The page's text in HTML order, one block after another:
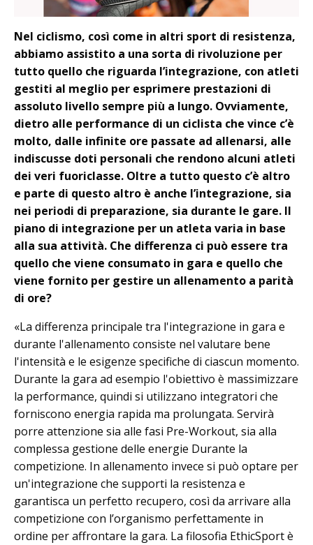
Nel ciclismo, così come in altri sport di resistenza,
abbiamo assistito a una sorta di rivoluzione per
tutto quello che riguarda l’integrazione, con atleti
gestiti al meglio per esprimere prestazioni di
assoluto livello sempre più a lungo. Ovviamente,
dietro alle performance di un ciclista che vince c’è
molto, dalle infinite ore passate ad allenarsi, alle
indiscusse doti personali che rendono alcuni atleti
dei veri fuoriclasse. Oltre a tutto questo c’è altro
e parte di questo altro è anche l’integrazione, sia
nei periodi di preparazione, sia durante le gare. Il
piano di integrazione per un atleta varia in base
alla sua attività. Che differenza ci può essere tra
quello che viene consumato in gara e quello che
viene fornito per gestire un allenamento a parità
di ore?
«La differenza principale tra l'integrazione in gara e
durante l'allenamento consiste nel valutare bene
l'intensità e le esigenze specifiche di ciascun momento.
Durante la gara ad esempio l'obiettivo è massimizzare
la performance, quindi si utilizzano integratori che
forniscono energia rapida ma prolungata. Servirà
porre attenzione sia alle fasi Pre-Workout, sia alla
complessa gestione delle energie Durante la
competizione. In allenamento invece si può optare per
un'integrazione che supporti la resistenza e
garantisca un perfetto recupero, così da arrivare alla
competizione con l’organismo perfettamente in
ordine per affrontare la gara. La filosofia EthicSport è